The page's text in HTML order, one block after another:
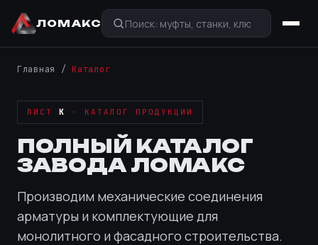
ЛОМАКС
Главная /Каталог
ЛИСТ К · КАТАЛОГ ПРОДУКЦИИ
ПОЛНЫЙ КАТАЛОГ
ЗАВОДА ЛОМАКС
Производим механические соединения
арматуры и комплектующие для
монолитного и фасадного строительства.